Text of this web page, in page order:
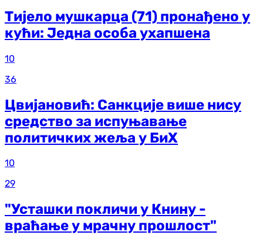
Тијело мушкарца (71) пронађено у
кући: Једна особа ухапшена
10
36
Цвијановић: Санкције више нису
средство за испуњавање
политичких жеља у БиХ
10
29
"Усташки покличи у Книну -
враћање у мрачну прошлост"